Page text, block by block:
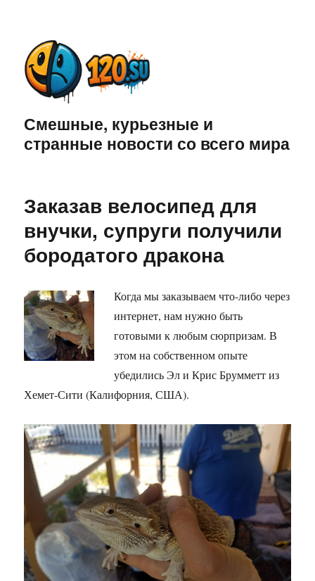
Смешные, курьезные и
странные новости со всего мира
Заказав велосипед для
внучки, супруги получили
бородатого дракона
Когда мы заказываем что-либо через
интернет, нам нужно быть
готовыми к любым сюрпризам. В
этом на собственном опыте
убедились Эл и Крис Брумметт из
Хемет-Сити (Калифорния, США).